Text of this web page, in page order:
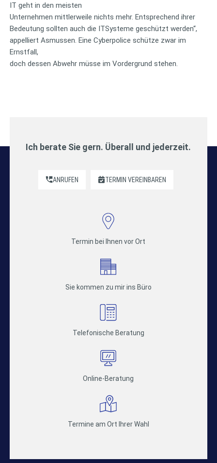
IT geht in den meisten
Unternehmen mittlerweile nichts mehr. Entsprechend ihrer
Bedeutung sollten auch die ITSysteme geschützt werden“,
appelliert Asmussen. Eine Cyberpolice schütze zwar im
Ernstfall,
doch dessen Abwehr müsse im Vordergrund stehen.
Ich berate Sie gern. Überall und jederzeit.
ANRUFEN TERMIN VEREINBAREN
Termin bei Ihnen vor Ort
Sie kommen zu mir ins Büro
Telefonische Beratung
Online-Beratung
Termine am Ort Ihrer Wahl